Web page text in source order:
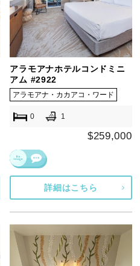
アラモアナホテルコンドミニ
アム #2922
アラモアナ・カカアコ・ワード
0 1
$259,000
詳細はこちら